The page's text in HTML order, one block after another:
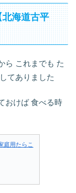
海道古平
ら これまでも た
てありました
おけば 食べる時
庭用たらこ